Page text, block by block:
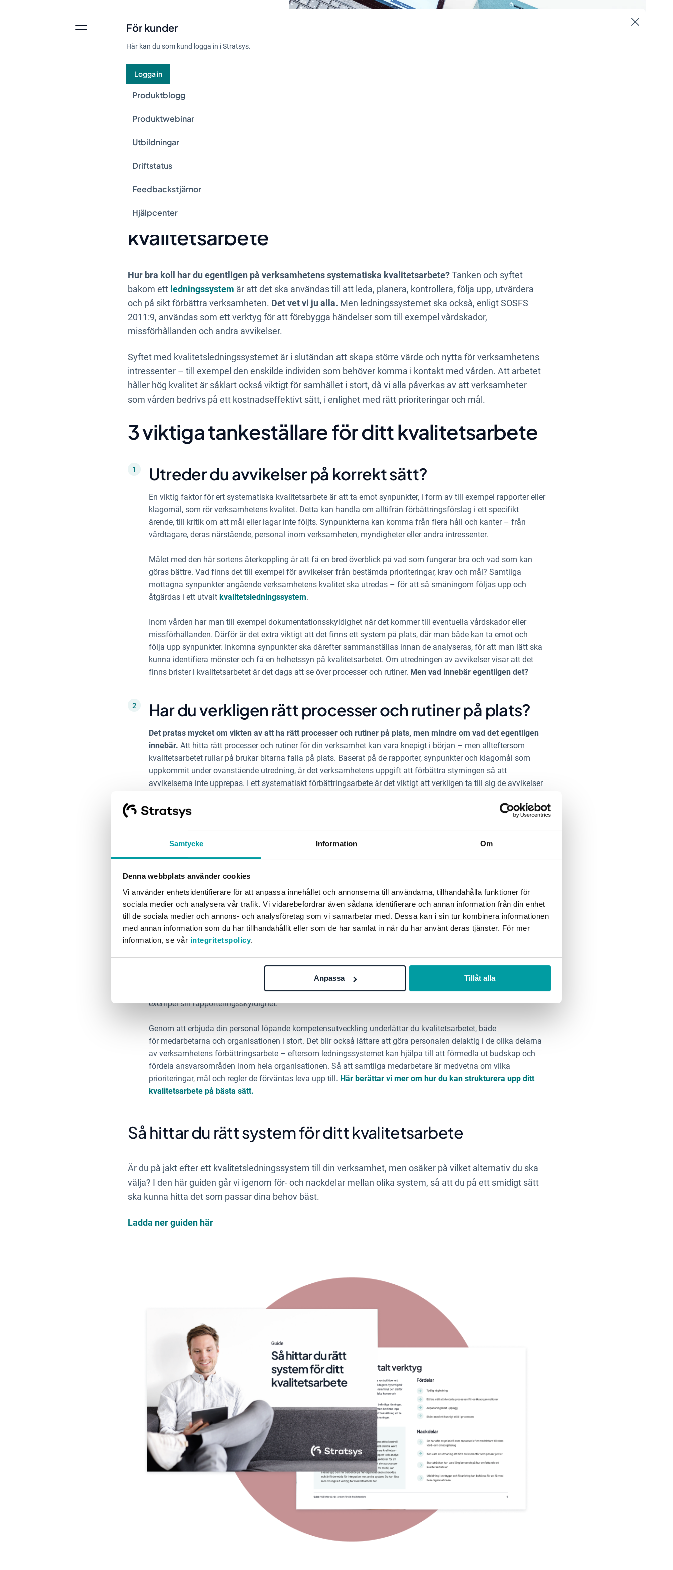
Samtycke Information Om
Denna webbplats använder cookies
Vi använder enhetsidentifierare för att anpassa innehållet och annonserna till användarna, tillhandahålla funktioner för
sociala medier och analysera vår trafik. Vi vidarebefordrar även sådana identifierare och annan information från din enhet
till de sociala medier och annons- och analysföretag som vi samarbetar med. Dessa kan i sin tur kombinera informationen
med annan information som du har tillhandahållit eller som de har samlat in när du har använt deras tjänster. För mer
information, se vår integritetspolicy.
Anpassa Tillåt alla
För kunder
Här kan du som kund logga in i Stratsys.
Logga in
Produktblogg
Produktwebinar
Utbildningar
Driftstatus
Feedbackstjärnor
Hjälpcenter
Vill du veta hur man tillämpar SOSFS 2011:9 i praktiken? I det här blogginlägget går
Ledningssystem för systematiskt
kvalitetsarbete
Hur bra koll har du egentligen på verksamhetens systematiska kvalitetsarbete?Tanken och syftet
bakom ett ledningssystem är att det ska användas till att leda, planera, kontrollera, följa upp, utvärdera
och på sikt förbättra verksamheten. Det vet vi ju alla. Men ledningssystemet ska också, enligtSOSFS
2011:9, användas som ett verktyg för att förebygga händelser som till exempel vårdskador,
missförhållanden och andra avvikelser.
Syftet med kvalitetsledningssystemet är i slutändan att skapa större värde och nytta för verksamhetens
intressenter – till exempel den enskilde individen som behöver komma i kontakt med vården. Att arbetet
håller hög kvalitet är såklart också viktigt för samhället i stort, då vi alla påverkas av att verksamheter
som vården bedrivs på ett kostnadseffektivt sätt, i enlighet med rätt prioriteringar och mål.
3 viktiga tankeställare för ditt kvalitetsarbete
Utreder du avvikelser på korrekt sätt?
En viktig faktor för ert systematiska kvalitetsarbete är att ta emot synpunkter, i form av till exempel rapporter eller
klagomål, som rör verksamhetens kvalitet. Detta kan handla om alltifrån förbättringsförslag i ett specifikt
ärende, till kritik om att mål eller lagar inte följts. Synpunkterna kan komma från flera håll och kanter – från
vårdtagare, deras närstående, personal inom verksamheten, myndigheter eller andra intressenter.
Målet med den här sortens återkoppling är att få en bred överblick på vad som fungerar bra och vad som kan
göras bättre. Vad finns det till exempel för avvikelser från bestämda prioriteringar, krav och mål? Samtliga
mottagna synpunkter angående verksamhetens kvalitet ska utredas – för att så småningom följas upp och
åtgärdas i ett utvalt kvalitetsledningssystem.
Inom vården har man till exempel dokumentationsskyldighet när det kommer till eventuella vårdskador eller
missförhållanden. Därför är det extra viktigt att det finns ett system på plats, där man både kan ta emot och
följa upp synpunkter. Inkomna synpunkter ska därefter sammanställas innan de analyseras, för att man lätt ska
kunna identifiera mönster och få en helhetssyn på kvalitetsarbetet. Om utredningen av avvikelser visar att det
finns brister i kvalitetsarbetet är det dags att se över processer och rutiner. Men vad innebär egentligen det?
Har du verkligen rätt processer och rutiner på plats?
Det pratas mycket om vikten av att ha rätt processer och rutiner på plats, men mindre om vad det egentligen
innebär. Att hitta rätt processer och rutiner för din verksamhet kan vara knepigt i början – men allteftersom
kvalitetsarbetet rullar på brukar bitarna falla på plats. Baserat på de rapporter, synpunkter och klagomål som
uppkommit under ovanstående utredning, är det verksamhetens uppgift att förbättra styrningen så att
avvikelserna inte upprepas. I ett systematiskt förbättringsarbete är det viktigt att verkligen ta till sig de avvikelser
lärande.
fungerar och varför. Därför är det viktigt att verksamheter är öppna med detta gentemot sin personal – och
positiva till att ta emot synpunkter eller förbättringsförslag angående bristande kvalitet.Här kan du ta del av
socialstyrelsens råd om SOSFS 2011:9.
Hur delaktig är din personal i förbättringsarbetet?
patientsäkerhet – såväl som att se till att vårdinsatserna håller god kvalitet. Detta bygger bland annat på att rätt
personal, med passande erfarenhet och utbildning, ska finnas på rätt plats. Om rätt kompetens inte finns på
plats blir det såklart svårt för personalen att leva upp till faktorer som är avgörande för förbättringsarbetet, till
exempel sin rapporteringsskyldighet.
Genom att erbjuda din personal löpande kompetensutveckling underlättar du kvalitetsarbetet, både
för medarbetarna och organisationen i stort. Det blir också lättare att göra personalen delaktig i de olika delarna
av verksamhetens förbättringsarbete – eftersom ledningssystemet kan hjälpa till att förmedla ut budskap och
fördela ansvarsområden inom hela organisationen. Så att samtliga medarbetare är medvetna om vilka
prioriteringar, mål och regler de förväntas leva upp till. Här berättar vi mer om hur du kan strukturera upp ditt
kvalitetsarbete på bästa sätt.
Så hittar du rätt system för ditt kvalitetsarbete
Är du på jakt efter ett kvalitetsledningssystem till din verksamhet, men osäker på vilket alternativ du ska
välja? I den här guiden går vi igenom för- och nackdelar mellan olika system, så att du på ett smidigt sätt
ska kunna hitta det som passar dina behov bäst.
Ladda ner guiden här